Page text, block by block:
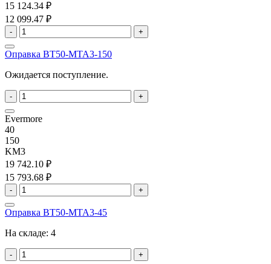
15 124.34 ₽
12 099.47 ₽
- +
Оправка BT50-MTA3-150
Ожидается поступление.
- +
Evermore
40
150
KM3
19 742.10 ₽
15 793.68 ₽
- +
Оправка BT50-MTA3-45
На складе: 4
- +